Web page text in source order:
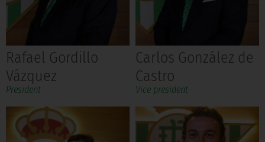
Rafael Gordillo
Vázquez
President
Carlos González de
Castro
Vice president